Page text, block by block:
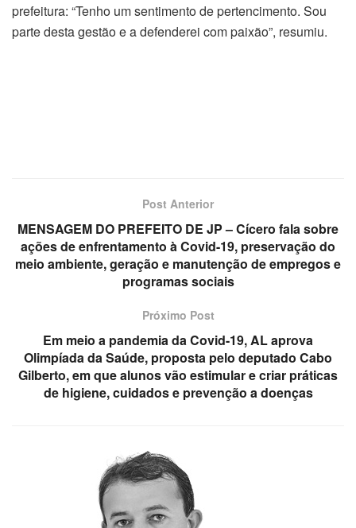
prefeitura: “Tenho um sentimento de pertencimento. Sou
parte desta gestão e a defenderei com paixão”, resumiu.
Post Anterior
MENSAGEM DO PREFEITO DE JP – Cícero fala sobre
ações de enfrentamento à Covid-19, preservação do
meio ambiente, geração e manutenção de empregos e
programas sociais
Próximo Post
Em meio a pandemia da Covid-19, AL aprova
Olimpíada da Saúde, proposta pelo deputado Cabo
Gilberto, em que alunos vão estimular e criar práticas
de higiene, cuidados e prevenção a doenças